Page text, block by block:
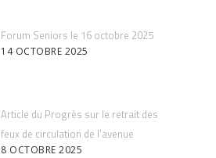
Forum Seniors le 16 octobre 2025
14 OCTOBRE 2025
Article du Progrès sur le retrait des
feux de circulation de l’avenue
8 OCTOBRE 2025